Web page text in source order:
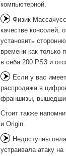
компьютерной.
Физик
качестве консолей,
установить
времени как только
в себя 200 PS3 и
Если у вас
распродажа в
франшизы,
Стоит также
и Origin.
Недоступны
устраивала атаку